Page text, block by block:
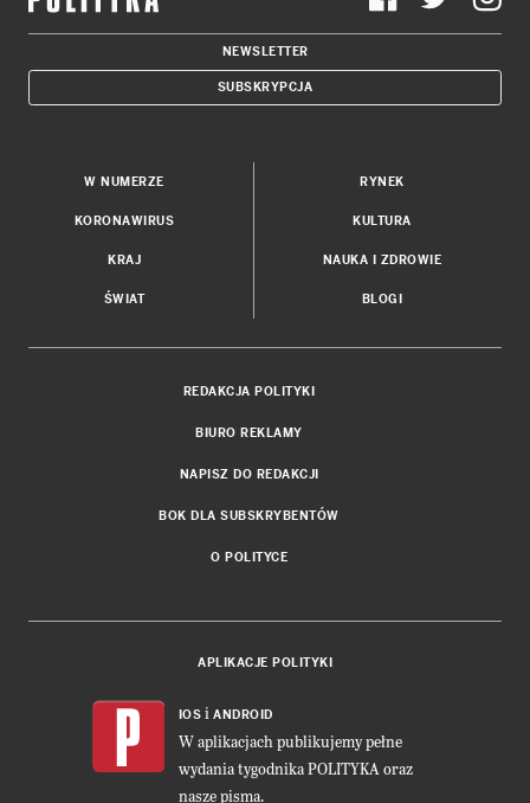
NEWSLETTER
SUBSKRYPCJA
W NUMERZE
KORONAWIRUS
KRAJ
ŚWIAT
RYNEK
KULTURA
NAUKA I ZDROWIE
BLOGI
REDAKCJA POLITYKI
BIURO REKLAMY
NAPISZ DO REDAKCJI
BOK DLA SUBSKRYBENTÓW
O POLITYCE
APLIKACJE POLITYKI
IOS i ANDROID
W aplikacjach publikujemy pełne
wydania tygodnika POLITYKA oraz
nasze pisma.